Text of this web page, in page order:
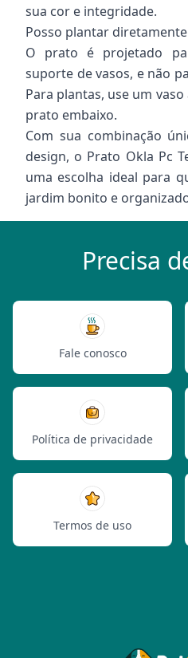
sua cor e integridade.
Posso plantar
O prato é projetado
suporte de vasos, e não
Para plantas, use um
prato embaixo.
Com sua combinação
design, o Prato Okla Pc
uma escolha ideal para
jardim bonito e
Precisa
Fale conosco
Política de privacidade
Termos de uso